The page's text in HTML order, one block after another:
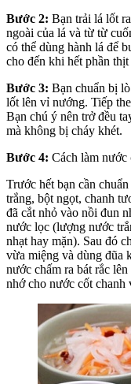
Bước 2: Bạn trải lá lốt
ngoài của lá và từ từ
có thể dùng hành lá để
cho đến khi hết phần
Bước 3: Bạn chuẩn bị
lốt lên vỉ nướng. Tiếp
Bạn chú ý nên trở đều
mà không bị cháy khét.
Bước 4: Cách làm nước
Trước hết bạn cần
trắng, bột ngọt, chanh
đã cắt nhỏ vào nồi đun
nước lọc (lượng nước
nhạt hay mặn). Sau đó
vừa miệng và dùng đũa
nước chấm ra bát rắc
nhớ cho nước cốt chanh